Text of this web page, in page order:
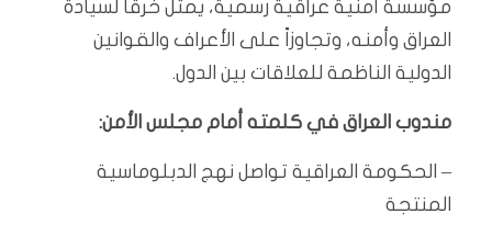
مؤسسة أمنية عراقية رسمية، يمثل خرقاً لسيادة
العراق وأمنه، وتجاوزاً على الأعراف والقوانين
الدولية الناظمة للعلاقات بين الدول.
مندوب العراق في كلمته أمام مجلس الأمن:
– الحكومة العراقية تواصل نهج الدبلوماسية
المنتجة